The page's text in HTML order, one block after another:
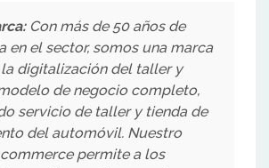
Con más de 50 años de
en el sector, somos una marca
digitalización del taller y
de negocio completo,
servicio de taller y tienda de
del automóvil. Nuestro
permite a los